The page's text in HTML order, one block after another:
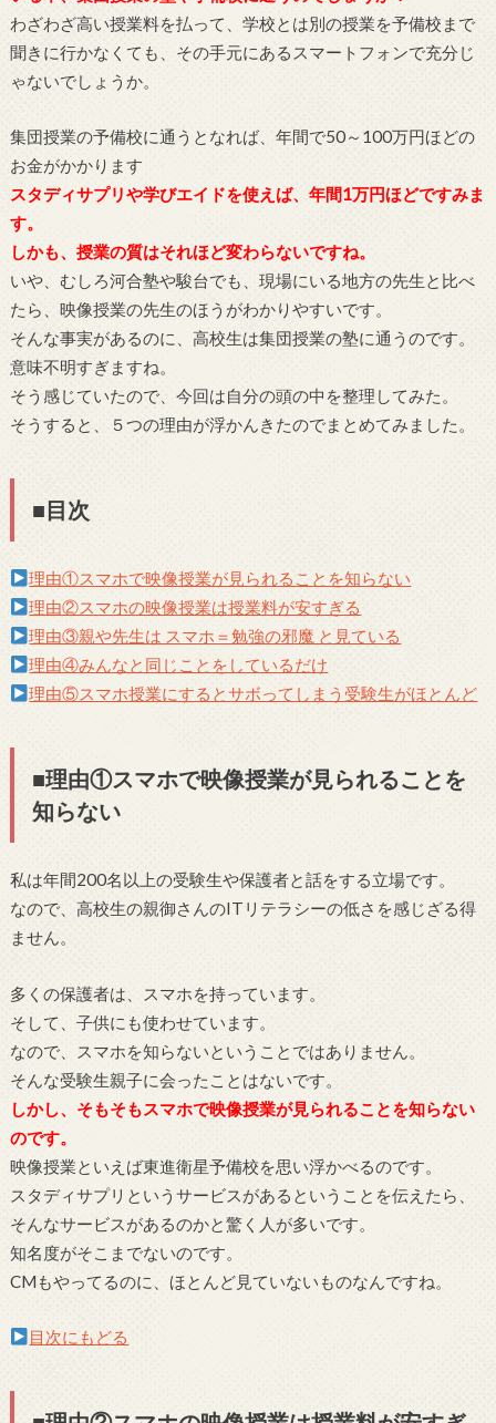
わざわざ高い授業料を払って、学校とは別の授業を予備校まで
聞きに行かなくても、その手元にあるスマートフォンで充分じ
ゃないでしょうか。
集団授業の予備校に通うとなれば、年間で50～100万円ほどの
お金がかかります
スタディサプリや学びエイドを使えば、年間1万円ほどですみま
す。
しかも、授業の質はそれほど変わらないですね。
いや、むしろ河合塾や駿台でも、現場にいる地方の先生と比べ
たら、映像授業の先生のほうがわかりやすいです。
そんな事実があるのに、高校生は集団授業の塾に通うのです。
意味不明すぎますね。
そう感じていたので、今回は自分の頭の中を整理してみた。
そうすると、５つの理由が浮かんきたのでまとめてみました。
■目次
理由①スマホで映像授業が見られることを知らない
理由②スマホの映像授業は授業料が安すぎる
理由③親や先生は スマホ＝勉強の邪魔 と見ている
理由④みんなと同じことをしているだけ
理由⑤スマホ授業にするとサボってしまう受験生がほとんど
■理由①スマホで映像授業が見られることを
知らない
私は年間200名以上の受験生や保護者と話をする立場です。
なので、高校生の親御さんのITリテラシーの低さを感じざる得
ません。
多くの保護者は、スマホを持っています。
そして、子供にも使わせています。
なので、スマホを知らないということではありません。
そんな受験生親子に会ったことはないです。
しかし、そもそもスマホで映像授業が見られることを知らない
のです。
映像授業といえば東進衛星予備校を思い浮かべるのです。
スタディサプリというサービスがあるということを伝えたら、
そんなサービスがあるのかと驚く人が多いです。
知名度がそこまでないのです。
CMもやってるのに、ほとんど見ていないものなんですね。
目次にもどる